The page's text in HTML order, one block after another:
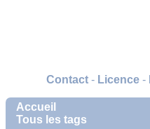
Accueil
Tous les tags
Contact- Licence-